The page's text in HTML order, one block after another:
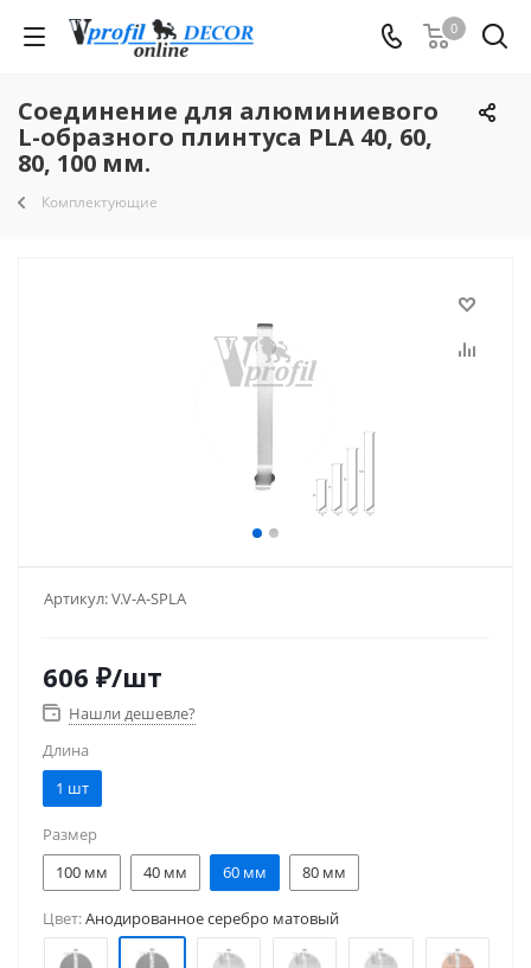
0
Соединение для алюминиевого
L-образного плинтуса PLA 40, 60,
80, 100 мм.
Комплектующие
Артикул:V.V-A-SPLA
606 ₽/шт
Нашли дешевле?
Длина
1 шт
Размер
100 мм
40 мм 60 мм 80 мм
Цвет:Анодированное серебро матовый